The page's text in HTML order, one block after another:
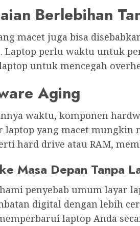
Berlebihan
macet juga bisa
Laptop perlu waktu untuk
untuk mencegah
Aging
waktu, komponen
laptop yang macet mungkin
hard drive atau RAM,
Masa Depan Tanpa
penyebab umum layar
digital dengan lebih
laptop Anda